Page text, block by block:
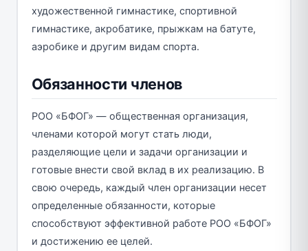
художественной гимнастике, спортивной
гимнастике, акробатике, прыжкам на батуте,
аэробике и другим видам спорта.
Обязанности членов
РОО «БФОГ» — общественная организация,
членами которой могут стать люди,
разделяющие цели и задачи организации и
готовые внести свой вклад в их реализацию. В
свою очередь, каждый член организации несет
определенные обязанности, которые
способствуют эффективной работе РОО «БФОГ»
и достижению ее целей.